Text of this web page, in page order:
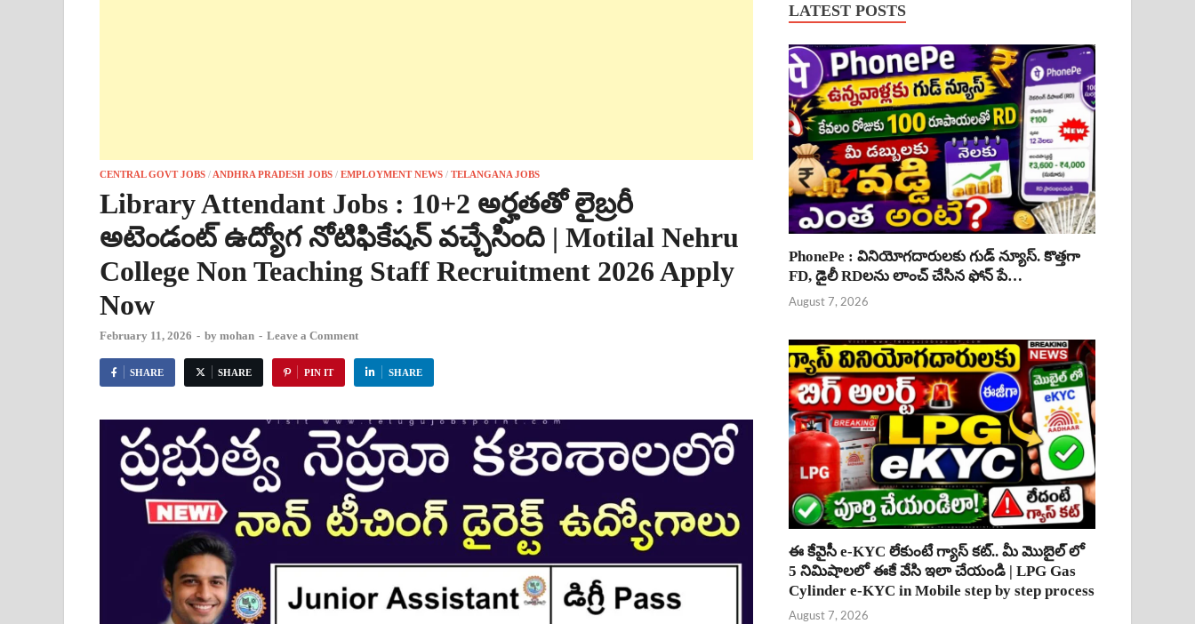
CENTRAL GOVT JOBS / ANDHRA PRADESH JOBS / EMPLOYMENT NEWS / TELANGANA JOBS
Library Attendant Jobs : 10+2 అర్హతతో లైబ్రరీ
అటెండంట్ ఉద్యోగ నోటిఫికేషన్ వచ్చేసింది | Motilal Nehru
College Non Teaching Staff Recruitment 2026 Apply
Now
February 11, 2026 - by mohan - Leave a Comment
SHARE SHARE PIN IT SHARE
LATEST POSTS
PhonePe : వినియోగదారులకు గుడ్ న్యూస్. కొత్తగా
FD, డైలీ RDలను లాంచ్ చేసిన ఫోన్ పే…
August 7, 2026
ఈ కేవైసీ e-KYC లేకుంటే గ్యాస్ కట్.. మీ మొబైల్ లో
5 నిమిషాలలో ఈకే వేసి ఇలా చేయండి | LPG Gas
Cylinder e-KYC in Mobile step by step process
August 7, 2026